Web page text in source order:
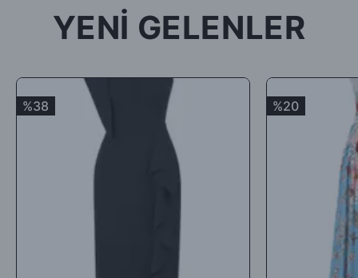
uygunluğunun kontrolünden sonra, 7 ile 10 iş günü arasında
ürün bedelinizden iade kargo ücretinizin kesintisi yapılarak geri
Satın aldığınız ürünler için Hediye Çeki, Değişim ya da ücret
iadesi talep edebilirsiniz.
YENİ GELENLER
%38 %20